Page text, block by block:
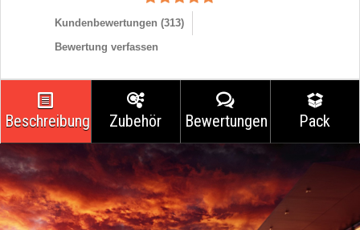
Kundenbewertungen (313)
Bewertung verfassen
Beschreibung Zubehör Bewertungen Pack